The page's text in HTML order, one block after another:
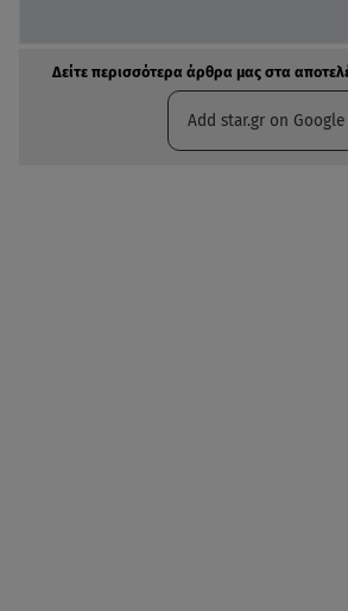
Δείτε περισσότερα άρθρα μας στα
Add star.gr on Google